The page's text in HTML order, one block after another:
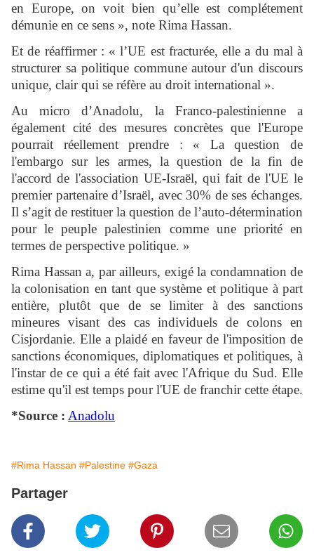
en Europe, on voit bien qu’elle est complétement
démunie en ce sens », note Rima Hassan.
Et de réaffirmer : « l’UE est fracturée, elle a du mal à
structurer sa politique commune autour d'un discours
unique, clair qui se réfère au droit international ».
Au micro d’Anadolu, la Franco-palestinienne a
également cité des mesures concrètes que l'Europe
pourrait réellement prendre : « La question de
l'embargo sur les armes, la question de la fin de
l'accord de l'association UE-Israël, qui fait de l'UE le
premier partenaire d’Israël, avec 30% de ses échanges.
Il s’agit de restituer la question de l’auto-détermination
pour le peuple palestinien comme une priorité en
termes de perspective politique. »
Rima Hassan a, par ailleurs, exigé la condamnation de
la colonisation en tant que système et politique à part
entière, plutôt que de se limiter à des sanctions
mineures visant des cas individuels de colons en
Cisjordanie. Elle a plaidé en faveur de l'imposition de
sanctions économiques, diplomatiques et politiques, à
l'instar de ce qui a été fait avec l'Afrique du Sud. Elle
estime qu'il est temps pour l'UE de franchir cette étape.
*Source : Anadolu
#Rima Hassan #Palestine #Gaza
Partager